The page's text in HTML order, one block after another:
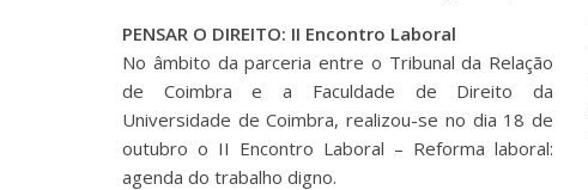
PENSAR O DIREITO: II Encontro Laboral
No âmbito da parceria entre o Tribunal da Relação
de Coimbra e a Faculdade de Direito da
Universidade de Coimbra, realizou-se no dia 18 de
outubro o II Encontro Laboral – Reforma laboral:
agenda do trabalho digno.